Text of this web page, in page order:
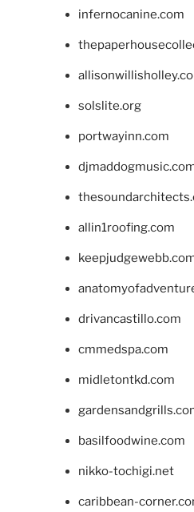
infernocanine.com
solslite.org
portwayinn.com
allin1roofing.com
drivancastillo.com
cmmedspa.com
midletontkd.com
basilfoodwine.com
nikko-tochigi.net
caribbean-